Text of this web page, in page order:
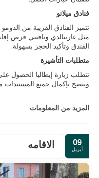
فنادق ميلانو
تتميز الفنادق القريبة من
الفندق وتأكيد الحجز بسهولة.
متطلبات التأشيرة
تتطلب زيارة إيطاليا الحصول
وينصح بإكمال جميع المستندات
المزيد من المعلومات
09
أبريل الاقامه